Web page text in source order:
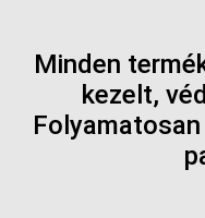
Minden
kezelt,